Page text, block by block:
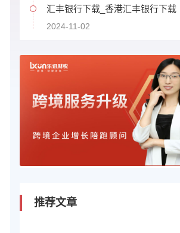
汇丰银行下载_香港汇丰银行下载
2024-11-02
推荐文章